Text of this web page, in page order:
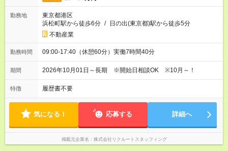
勤務地
東京都港区
浜松町駅から徒歩6分 / 日の出(東京都)駅から徒歩5分
不動産業
勤務時間 09:00-17:40（休憩60分）実働7時間40分
期間 2026年10月01日～長期 ※開始日相談OK ※10月～！
特徴 履歴書不要
気になる！ 応募する 詳細へ
掲載元企業名 株式会社リクルートスタッフィング